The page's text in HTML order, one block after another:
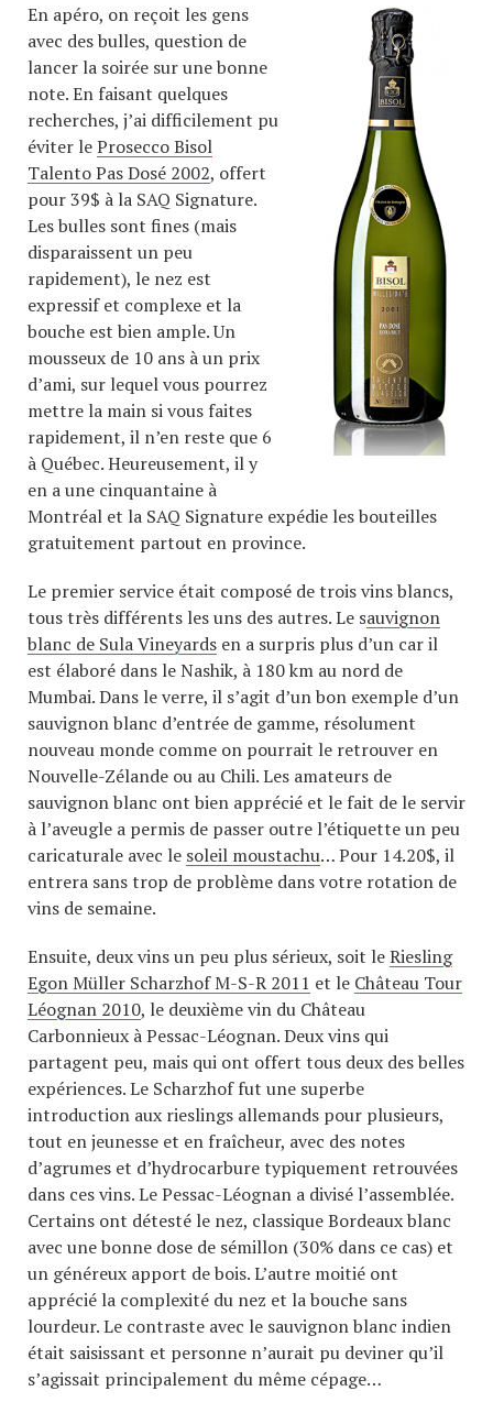
En apéro, on reçoit les gens
avec des bulles, question de
lancer la soirée sur une bonne
note. En faisant quelques
recherches, j’ai difficilement pu
éviter leProsecco Bisol
Talento Pas Dosé 2002, offert
pour 39$ à la SAQ Signature.
Les bulles sont fines (mais
disparaissent un peu
rapidement), le nez est
expressif et complexe et la
bouche est bien ample. Un
mousseux de 10 ans à un prix
d’ami, sur lequel vous pourrez
mettre la main si vous faites
rapidement, il n’en reste que 6
à Québec. Heureusement, il y
en a une cinquantaine à
Montréal et la SAQ Signature expédie les bouteilles
gratuitement partout en province.
Le premier service était composé de trois vins blancs,
tous très différents les uns des autres. Le sauvignon
blanc de Sula Vineyards en a surpris plus d’un car il
est élaboré dans le Nashik, à 180 km au nord de
Mumbai. Dans le verre, il s’agit d’un bon exemple d’un
sauvignon blanc d’entrée de gamme, résolument
nouveau monde comme on pourrait le retrouver en
Nouvelle-Zélande ou au Chili. Les amateurs de
sauvignon blanc ont bien apprécié et le fait de le servir
à l’aveugle a permis de passer outre l’étiquette un peu
caricaturale avec le soleil moustachu… Pour 14.20$, il
entrera sans trop de problème dans votre rotation de
vins de semaine.
Ensuite, deux vins un peu plus sérieux, soit leRiesling
Egon Müller Scharzhof M-S-R 2011 et le Château Tour
Léognan 2010, le deuxième vin du Château
Carbonnieux à Pessac-Léognan. Deux vins qui
partagent peu, mais qui ont offert tous deux des belles
expériences. Le Scharzhof fut une superbe
introduction aux rieslings allemands pour plusieurs,
tout en jeunesse et en fraîcheur, avec des notes
d’agrumes et d’hydrocarbure typiquement retrouvées
dans ces vins. Le Pessac-Léognan a divisé l’assemblée.
Certains ont détesté le nez, classique Bordeaux blanc
avec une bonne dose de sémillon (30% dans ce cas) et
un généreux apport de bois. L’autre moitié ont
apprécié la complexité du nez et la bouche sans
lourdeur. Le contraste avec le sauvignon blanc indien
était saisissant et personne n’aurait pu deviner qu’il
s’agissait principalement du même cépage…